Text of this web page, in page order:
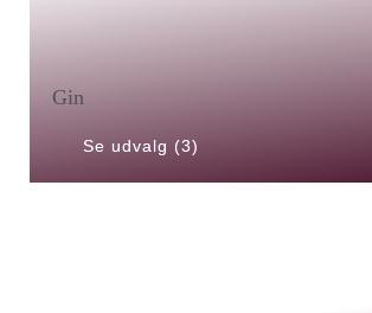
Gin
Se udvalg (3)